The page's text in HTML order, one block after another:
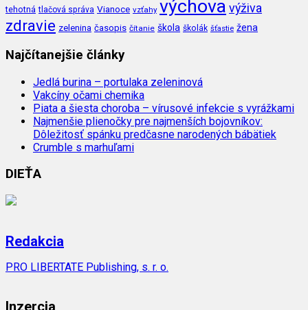
tehotná tlačová správa Vianoce vzťahy výchova výživa
zdravie zelenina časopis čítanie škola školák šťastie žena
Najčítanejšie články
Jedlá burina – portulaka zeleninová
Vakcíny očami chemika
Piata a šiesta choroba – vírusové infekcie s vyrážkami
Najmenšie plienočky pre najmenších bojovníkov:
Dôležitosť spánku predčasne narodených bábätiek
Crumble s marhuľami
DIEŤA
Redakcia
PRO LIBERTATE Publishing, s. r. o.
Inzercia